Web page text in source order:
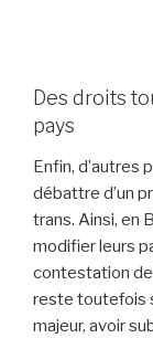
Des droits
pays
Enfin, d’autres
débattre d’un
trans. Ainsi, en
modifier leurs
contestation de
reste toutefois
majeur, avoir